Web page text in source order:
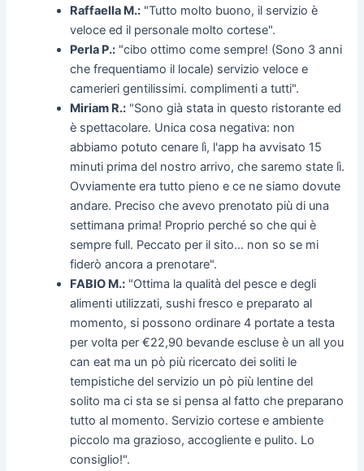
Raffaella M.: "Tutto molto buono, il servizio è
veloce ed il personale molto cortese".
Perla P.: "cibo ottimo come sempre! (Sono 3 anni
che frequentiamo il locale) servizio veloce e
camerieri gentilissimi. complimenti a tutti".
Miriam R.: "Sono già stata in questo ristorante ed
è spettacolare. Unica cosa negativa: non
abbiamo potuto cenare lì, l'app ha avvisato 15
minuti prima del nostro arrivo, che saremo state lì.
Ovviamente era tutto pieno e ce ne siamo dovute
andare. Preciso che avevo prenotato più di una
settimana prima! Proprio perché so che qui è
sempre full. Peccato per il sito… non so se mi
fiderò ancora a prenotare".
FABIO M.: "Ottima la qualità del pesce e degli
alimenti utilizzati, sushi fresco e preparato al
momento, si possono ordinare 4 portate a testa
per volta per €22,90 bevande escluse è un all you
can eat ma un pò più ricercato dei soliti le
tempistiche del servizio un pò più lentine del
solito ma ci sta se si pensa al fatto che preparano
tutto al momento. Servizio cortese e ambiente
piccolo ma grazioso, accogliente e pulito. Lo
consiglio!".